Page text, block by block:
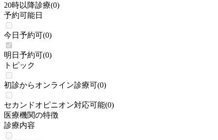
20時以降診療(0)
予約可能日
今日予約可(0)
明日予約可(0)
トピック
初診からオンライン診療可(0)
セカンドオピニオン対応可能(0)
医療機関の特徴
診療内容